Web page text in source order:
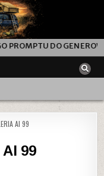
GENEROWANIA
AI 99
99